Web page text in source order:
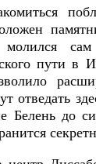
молился
пути
отведать
Белень до